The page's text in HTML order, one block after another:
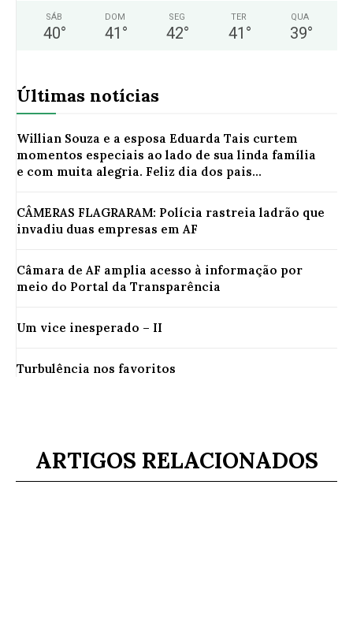
SÁB
40°
DOM
41 °
SEG
42°
TER
41 °
QUA
39°
Últimas notícias
Willian Souza e a esposa Eduarda Tais curtem
momentos especiais ao lado de sua linda família
e com muita alegria. Feliz dia dos pais...
CÂMERAS FLAGRARAM: Polícia rastreia ladrão que
invadiu duas empresas em AF
Câmara de AF amplia acesso à informação por
meio do Portal da Transparência
Um vice inesperado – II
Turbulência nos favoritos
ARTIGOS RELACIONADOS